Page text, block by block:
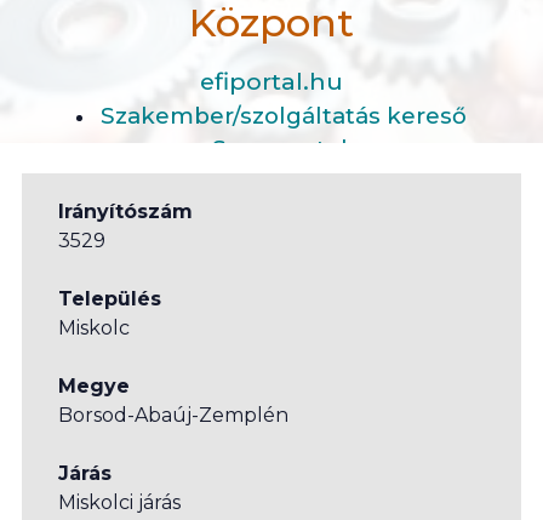
Központ
efiportal.hu
Szakember/szolgáltatás kereső
Szervezetek
Észak-Magyarországi Látássérült-rehabilitációs
Irányítószám
3529
Település
Miskolc
Megye
Borsod-Abaúj-Zemplén
Járás
Miskolci járás